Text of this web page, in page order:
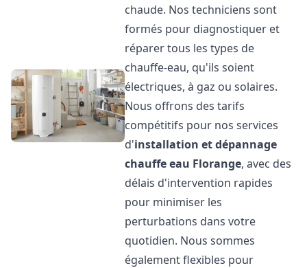
chaude. Nos techniciens sont
formés pour diagnostiquer et
réparer tous les types de
chauffe-eau, qu'ils soient
électriques, à gaz ou solaires.
Nous offrons des tarifs
compétitifs pour nos services
d'installation et dépannage
chauffe eau Florange, avec des
délais d'intervention rapides
pour minimiser les
perturbations dans votre
quotidien. Nous sommes
également flexibles pour